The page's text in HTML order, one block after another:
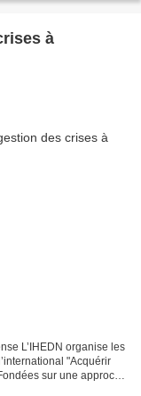
à
L’IHEDN organise les
"Acquérir
sur une approche